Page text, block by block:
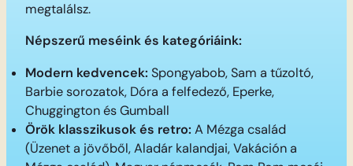
megtalálsz.
Népszerű meséink és kategóriáink:
Modern kedvencek: Spongyabob, Sam a tűzoltó,
Barbie sorozatok, Dóra a felfedező, Eperke,
Chuggington és Gumball
Örök klasszikusok és retro: A Mézga család
(Üzenet a jövőből, Aladár kalandjai, Vakáción a